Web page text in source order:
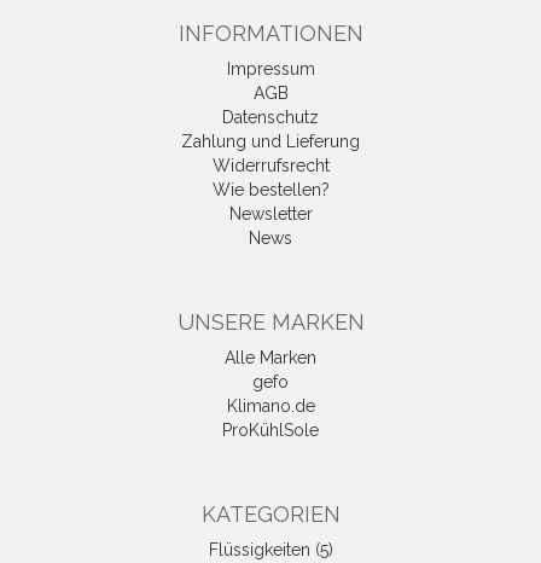
INFORMATIONEN
Impressum
AGB
Datenschutz
Zahlung und Lieferung
Widerrufsrecht
Wie bestellen?
Newsletter
News
UNSERE MARKEN
Alle Marken
gefo
Klimano.de
ProKühlSole
KATEGORIEN
Flüssigkeiten (5)